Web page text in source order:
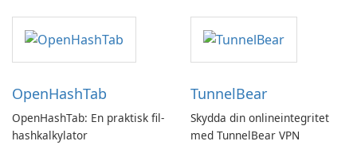
OpenHashTab
OpenHashTab: En praktisk fil-
hashkalkylator
TunnelBear
Skydda din onlineintegritet
med TunnelBear VPN